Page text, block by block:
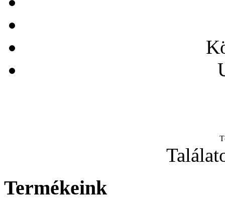
Termékeink